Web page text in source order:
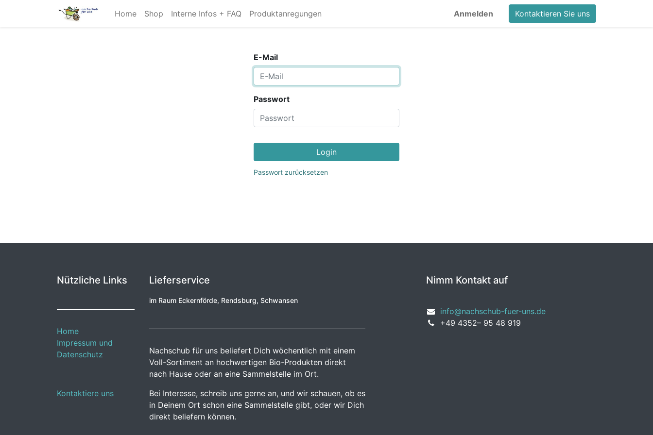
Home Shop Interne Infos + FAQ Produktanregungen Anmelden Kontaktieren Sie uns
E-Mail
Passwort
Login
Passwort zurücksetzen
Nützliche Links
Home
Impressum und
Datenschutz
Kontaktiere uns
Lieferservice
im Raum Eckernförde, Rendsburg, Schwansen
Nachschub für uns beliefert Dich wöchentlich mit einem
Voll-Sortiment an hochwertigen Bio-Produkten direkt
nach Hause oder an eine Sammelstelle im Ort.
Bei Interesse, schreib uns gerne an, und wir schauen, ob es
in Deinem Ort schon eine Sammelstelle gibt, oder wir Dich
direkt beliefern können.
Nimm Kontakt auf
info@nachschub-fuer-uns.de
+49 4352– 95 48 919